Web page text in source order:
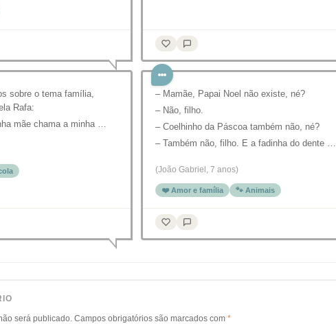
sobre o tema família,
Rafa:
mãe chama a minha …
– Mamãe, Papai Noel não existe, né?
– Não, filho.
– Coelhinho da Páscoa também não, né?
– Também não, filho. E a fadinha do dente …
(João Gabriel, 7 anos)
❤️ Amor e família 🐾 Animais
será publicado. Campos obrigatórios são marcados com *